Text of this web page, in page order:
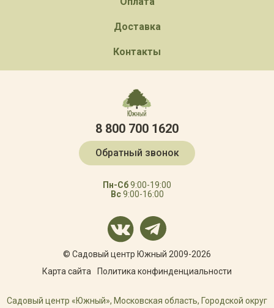
Доставка
Контакты
8 800 700 1620
Обратный звонок
Пн-Сб9:00-19:00
Вс9:00-16:00
© Садовый центр Южный 2009-2026
Карта сайта
Политика конфинденциальности
Садовый центр «Южный», Московская область, Городской округ